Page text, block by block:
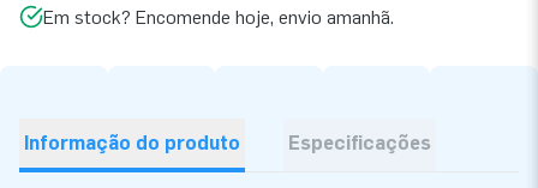
Em stock? Encomende hoje, envio amanhã.
Informação do produto Especificações